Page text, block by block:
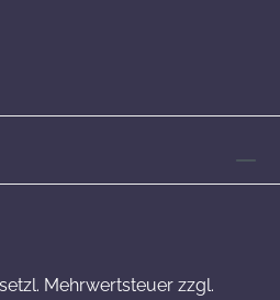
Mehrwertsteuer zzgl.